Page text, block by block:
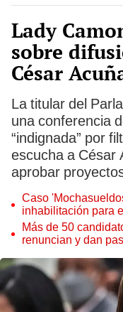
Lady
sobre
César
La titular del
una conferencia
“indignada” por
escucha a César
aprobar
Caso
inhabilitación para
Cordero Jon Tay
Más de 50
renuncian y dan